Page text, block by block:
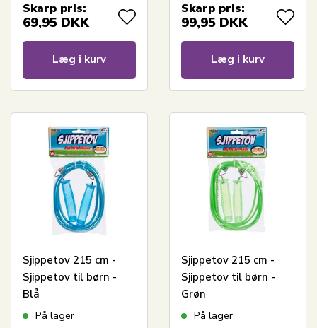
Skarp pris:
69,95 DKK
Læg i kurv
Skarp pris:
99,95 DKK
Læg i kurv
Sjippetov 215 cm -
Sjippetov til børn -
Blå
På lager
Sjippetov 215 cm -
Sjippetov til børn -
Grøn
På lager